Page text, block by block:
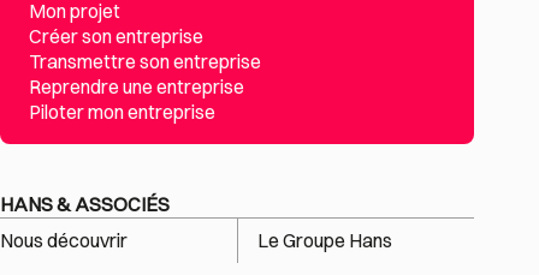
Mon projet
Créer son entreprise
Transmettre son entreprise
Reprendre une entreprise
Piloter mon entreprise
HANS & ASSOCIÉS
Nous découvrir
Le Groupe Hans